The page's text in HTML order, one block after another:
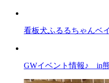
看板犬ふるるちゃんベ
GWイベント情報♪ in